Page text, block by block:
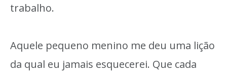
trabalho.
Aquele pequeno menino me deu uma lição
da qual eu jamais esquecerei. Que cada